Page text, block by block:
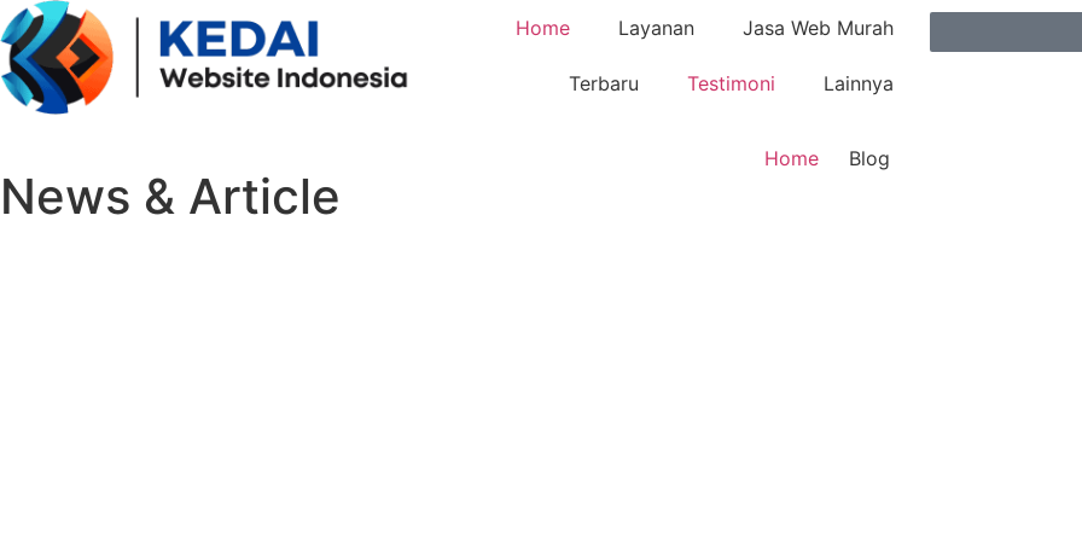
Home Layanan Jasa Web Murah
Terbaru Testimoni Lainnya
Home Blog
News & Article